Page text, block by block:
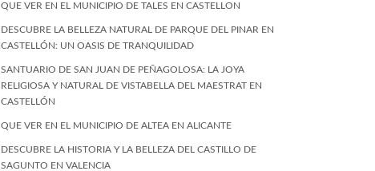
QUE VER EN EL MUNICIPIO DE TALES EN CASTELLON
DESCUBRE LA BELLEZA NATURAL DE PARQUE DEL PINAR EN
CASTELLÓN: UN OASIS DE TRANQUILIDAD
SANTUARIO DE SAN JUAN DE PEÑAGOLOSA: LA JOYA
RELIGIOSA Y NATURAL DE VISTABELLA DEL MAESTRAT EN
CASTELLÓN
QUE VER EN EL MUNICIPIO DE ALTEA EN ALICANTE
DESCUBRE LA HISTORIA Y LA BELLEZA DEL CASTILLO DE
SAGUNTO EN VALENCIA